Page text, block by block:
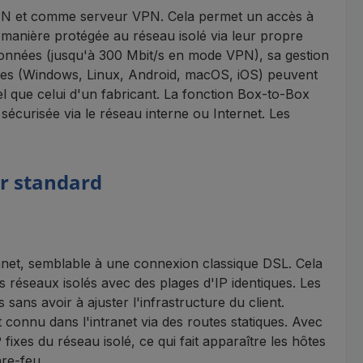
et comme serveur VPN. Cela permet un accès à
protégée au réseau isolé via leur propre
(jusqu'à 300 Mbit/s en mode VPN), sa gestion
(Windows, Linux, Android, macOS, iOS) peuvent
que celui d'un fabricant. La fonction Box-to-Box
via le réseau interne ou Internet. Les
standard
semblable à une connexion classique DSL. Cela
isolés avec des plages d'IP identiques. Les
sans avoir à ajuster l'infrastructure du client.
dans l'intranet via des routes statiques. Avec
du réseau isolé, ce qui fait apparaître les hôtes